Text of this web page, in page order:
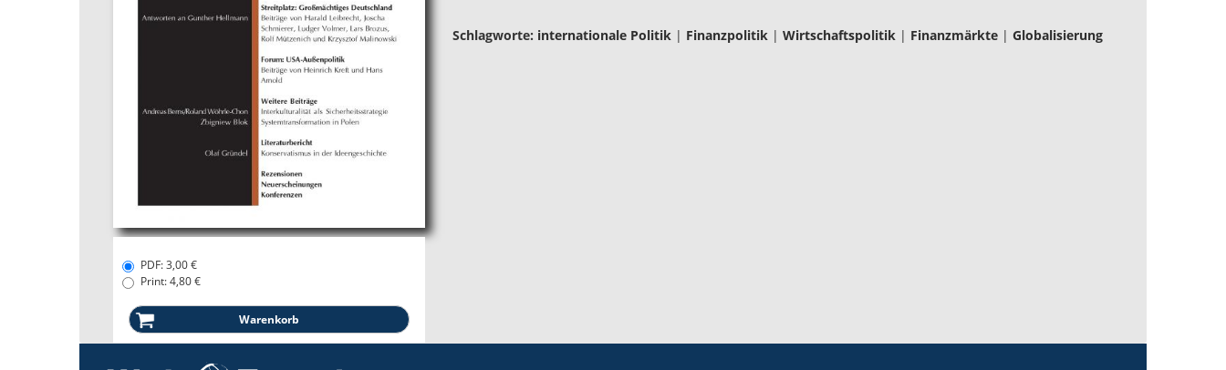
PDF: 3,00 €
Print: 4,80 €
Schlagworte: internationale Politik| Finanzpolitik| Wirtschaftspolitik| Finanzmärkte| Globalisierung